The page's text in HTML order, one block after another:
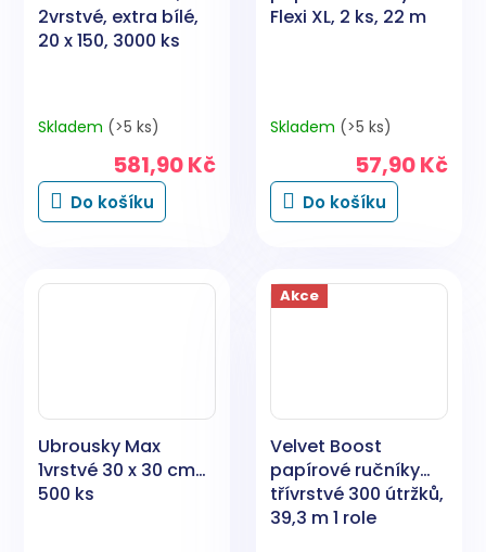
2vrstvé, extra bílé,
20 x 150, 3000 ks
Skladem (>5 ks)
581,90 Kč
Do košíku
Flexi XL, 2 ks, 22 m
Skladem (>5 ks)
57,90 Kč
Do košíku
Ubrousky Max
1vrstvé 30 x 30 cm
500 ks
Akce
Velvet Boost
papírové ručníky
třívrstvé 300 útržků,
39,3 m 1 role